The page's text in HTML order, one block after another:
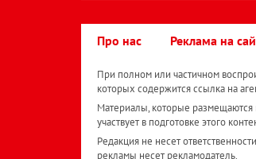
Про нас Реклама на
При полном или частичном
которых содержится ссылка на
Материалы, которые размещаются
участвует в подготовке этого
Редакция не несет
рекламы несет рекламодатель.